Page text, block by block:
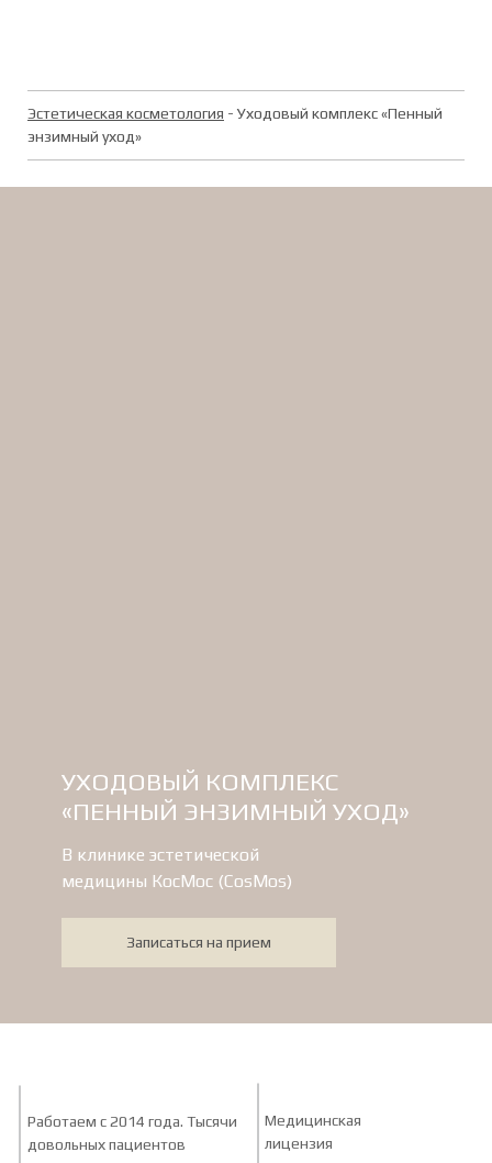
Эстетическая косметология - Уходовый комплекс «Пенный
энзимный уход»
Записаться на прием
В клинике эстетической
медицины КосМос (CosMos)
УХОДОВЫЙ КОМПЛЕКС
«ПЕННЫЙ ЭНЗИМНЫЙ УХОД»
Медицинская
лицензия
Работаем с 2014 года. Тысячи
довольных пациентов